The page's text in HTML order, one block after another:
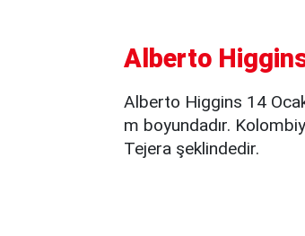
Alberto
Alberto Higgins 14
m boyundadır.
Tejera şeklindedir.